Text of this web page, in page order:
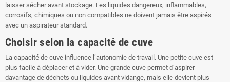
laisser sécher avant stockage. Les liquides dangereux, inflammables,
corrosifs, chimiques ou non compatibles ne doivent jamais être aspirés
avec un aspirateur standard.
Choisir selon la capacité de cuve
La capacité de cuve influence l’autonomie de travail. Une petite cuve est
plus facile à déplacer et à vider. Une grande cuve permet d’aspirer
davantage de déchets ou liquides avant vidange, mais elle devient plus